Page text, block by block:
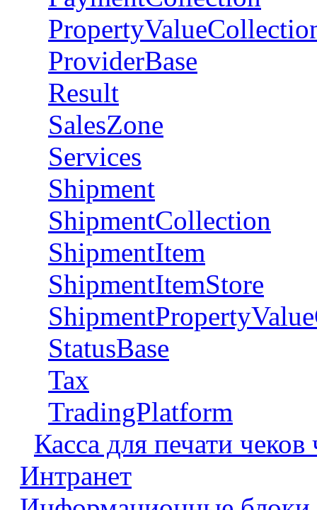
ProviderBase
Result
SalesZone
Services
Shipment
ShipmentCollection
ShipmentItem
ShipmentItemStore
StatusBase
Tax
TradingPlatform
Касса для печати
Интранет